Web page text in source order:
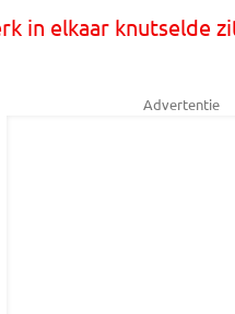
in elkaar knutselde
Advertentie